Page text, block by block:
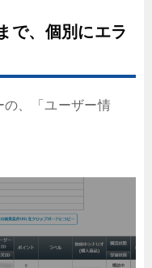
で、個別にエラ
の、「ユーザー情